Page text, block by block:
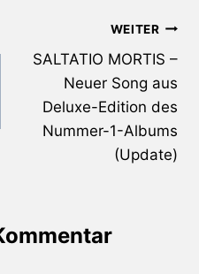
WEITER
SALTATIO MORTIS –
Neuer Song aus
Deluxe-Edition des
Nummer-1-Albums
(Update)